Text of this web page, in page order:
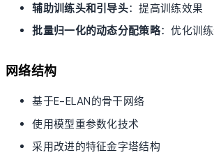
辅助训练头和引导头：提高训练效果
批量归一化的动态分配策略：优化训
网络结构
基于E-ELAN的骨干网络
使用模型重参数化技术
采用改进的特征金字塔结构